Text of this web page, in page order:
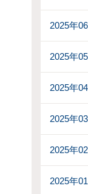
2025年
2025年
2025年
2025年
2025年
2025年